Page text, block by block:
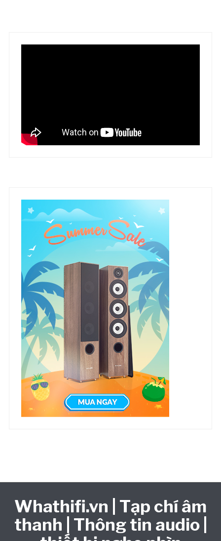
Whathifi.vn | Tạp chí âm
thanh | Thông tin audio |